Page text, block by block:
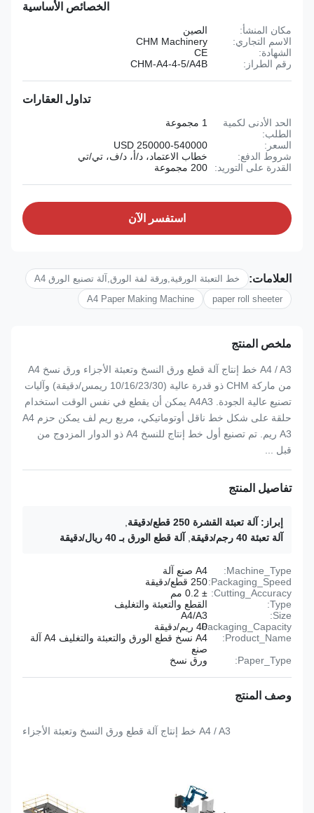
الخصائص الأساسية
مكان المنشأ:
الصين
الاسم التجاري:
CHM Machinery
الشهادة:
رقم الطراز:
CHM-A4-4-5/A4B
تداول العقارات
الحد الأدنى لكمية
الطلب:
1 مجموعة
السعر:
250000-540000 USD
شروط الدفع:
خطاب الاعتماد، د/أ، د/ف، تي/تي
القدرة على التوريد:
200 مجموعة
استفسر الآن
العلامات:
خط التعبئة الورقية,ورقة لفة الورق,آلة تصنيع الورق A4
paper roll sheeter
A4 Paper Making Machine
ملخص المنتج
A4 / A3 خط إنتاج آلة قطع ورق النسخ وتعبئة الأجزاء ورق نسخ A4
من ماركة CHM ذو قدرة عالية (10/16/23/30 ريمس/دقيقة) وآليات
تصنيع عالية الجودة. A4A3 يمكن أن يقطع في نفس الوقت استخدام
حلقة على شكل خط ناقل أوتوماتيكي، مربع ريم لف يمكن حزم A4
A3 ريم. تم تصنيع أول خط إنتاج للنسخ A4 ذو الدوار المزدوج من
قبل ...
تفاصيل المنتج
آلة تعبئة القشرة 250 قطع/دقيقة
,
آلة تعبئة 40 رجم/دقيقة
,آلة قطع الورق بـ 40 ريال/دقيقة
Machine_Type:
A4 صنع آلة
Packaging_Speed: 250 قطع/دقيقة
Cutting_Accuracy: ± 0.2 مم
القطع والتعبئة والتغليف
A4/A3
Packaging_Capacity:40 ريم/دقيقة
Product_Name:
A4 نسخ قطع الورق والتعبئة والتغليف A4 آلة
Paper_Type:
ورق نسخ
وصف المنتج
A4 / A3 خط إنتاج آلة قطع ورق النسخ وتعبئة الأجزاء